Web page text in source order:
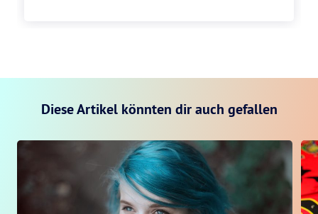
Diese Artikel könnten dir auch gefallen